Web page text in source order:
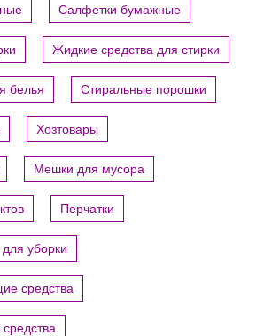
Салфетки бумажные
Жидкие средства для стирки
белья Стиральные порошки
Хозтовары
Мешки для мусора
Перчатки
уборки
средства